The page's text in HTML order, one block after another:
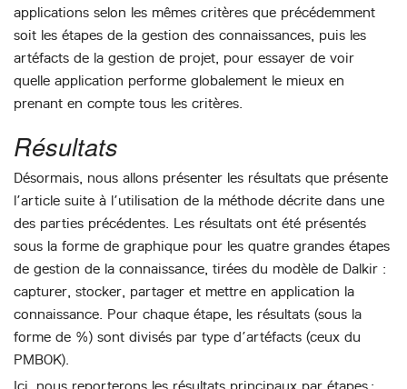
applications selon les mêmes critères que précédemment
soit les étapes de la gestion des connaissances, puis les
artéfacts de la gestion de projet, pour essayer de voir
quelle application performe globalement le mieux en
prenant en compte tous les critères.
Résultats
Désormais, nous allons présenter les résultats que présente
l’article suite à l’utilisation de la méthode décrite dans une
des parties précédentes. Les résultats ont été présentés
sous la forme de graphique pour les quatre grandes étapes
de gestion de la connaissance, tirées du modèle de Dalkir :
capturer, stocker, partager et mettre en application la
connaissance. Pour chaque étape, les résultats (sous la
forme de %) sont divisés par type d’artéfacts (ceux du
PMBOK).